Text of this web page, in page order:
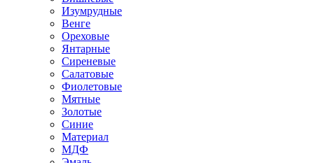
Изумрудные
Венге
Ореховые
Янтарные
Сиреневые
Салатовые
Фиолетовые
Мятные
Золотые
Синие
Материал
МДФ